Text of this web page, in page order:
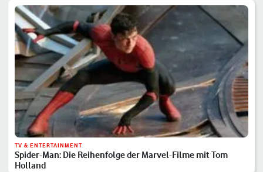
TV & ENTERTAINMENT
Spider-Man: Die Reihenfolge der Marvel-Filme mit Tom
Holland